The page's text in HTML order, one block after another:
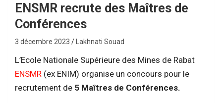
ENSMR recrute des Maîtres de
Conférences
3 décembre 2023 Lakhnati Souad
L’Ecole Nationale Supérieure des Mines de Rabat
ENSMR (ex ENIM) organise un concours pour le
recrutement de 5 Maîtres de Conférences.